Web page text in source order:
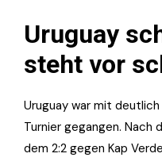
Uruguay
steht vor
Uruguay war mit
Turnier gegangen. Nach
dem 2:2 gegen Kap